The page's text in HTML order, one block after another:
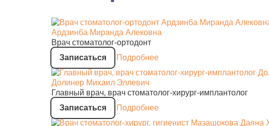
Ардзинба Миранда Алековна
Врач стоматолог-ортодонт
Записаться
Подробнее
Долинер Михаил Эллевич
Главный врач, врач стоматолог-хирург-имплантолог
Записаться
Подробнее